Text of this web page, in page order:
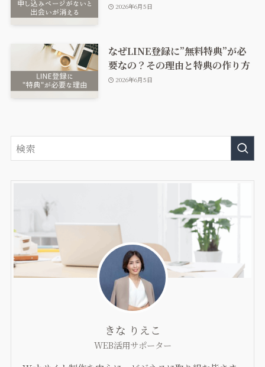
2026年6月5日
なぜLINE登録に”無料特典”が必
要なの？その理由と特典の作り方
2026年6月5日
きな りえこ
WEB活用サポーター